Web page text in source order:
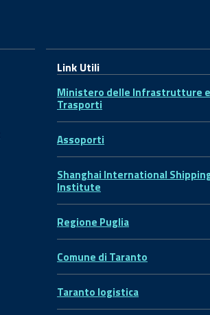
Link Utili
Ministero delle Infrastrutture
Trasporti
Assoporti
Shanghai International
Institute
Regione Puglia
Comune di Taranto
Taranto logistica